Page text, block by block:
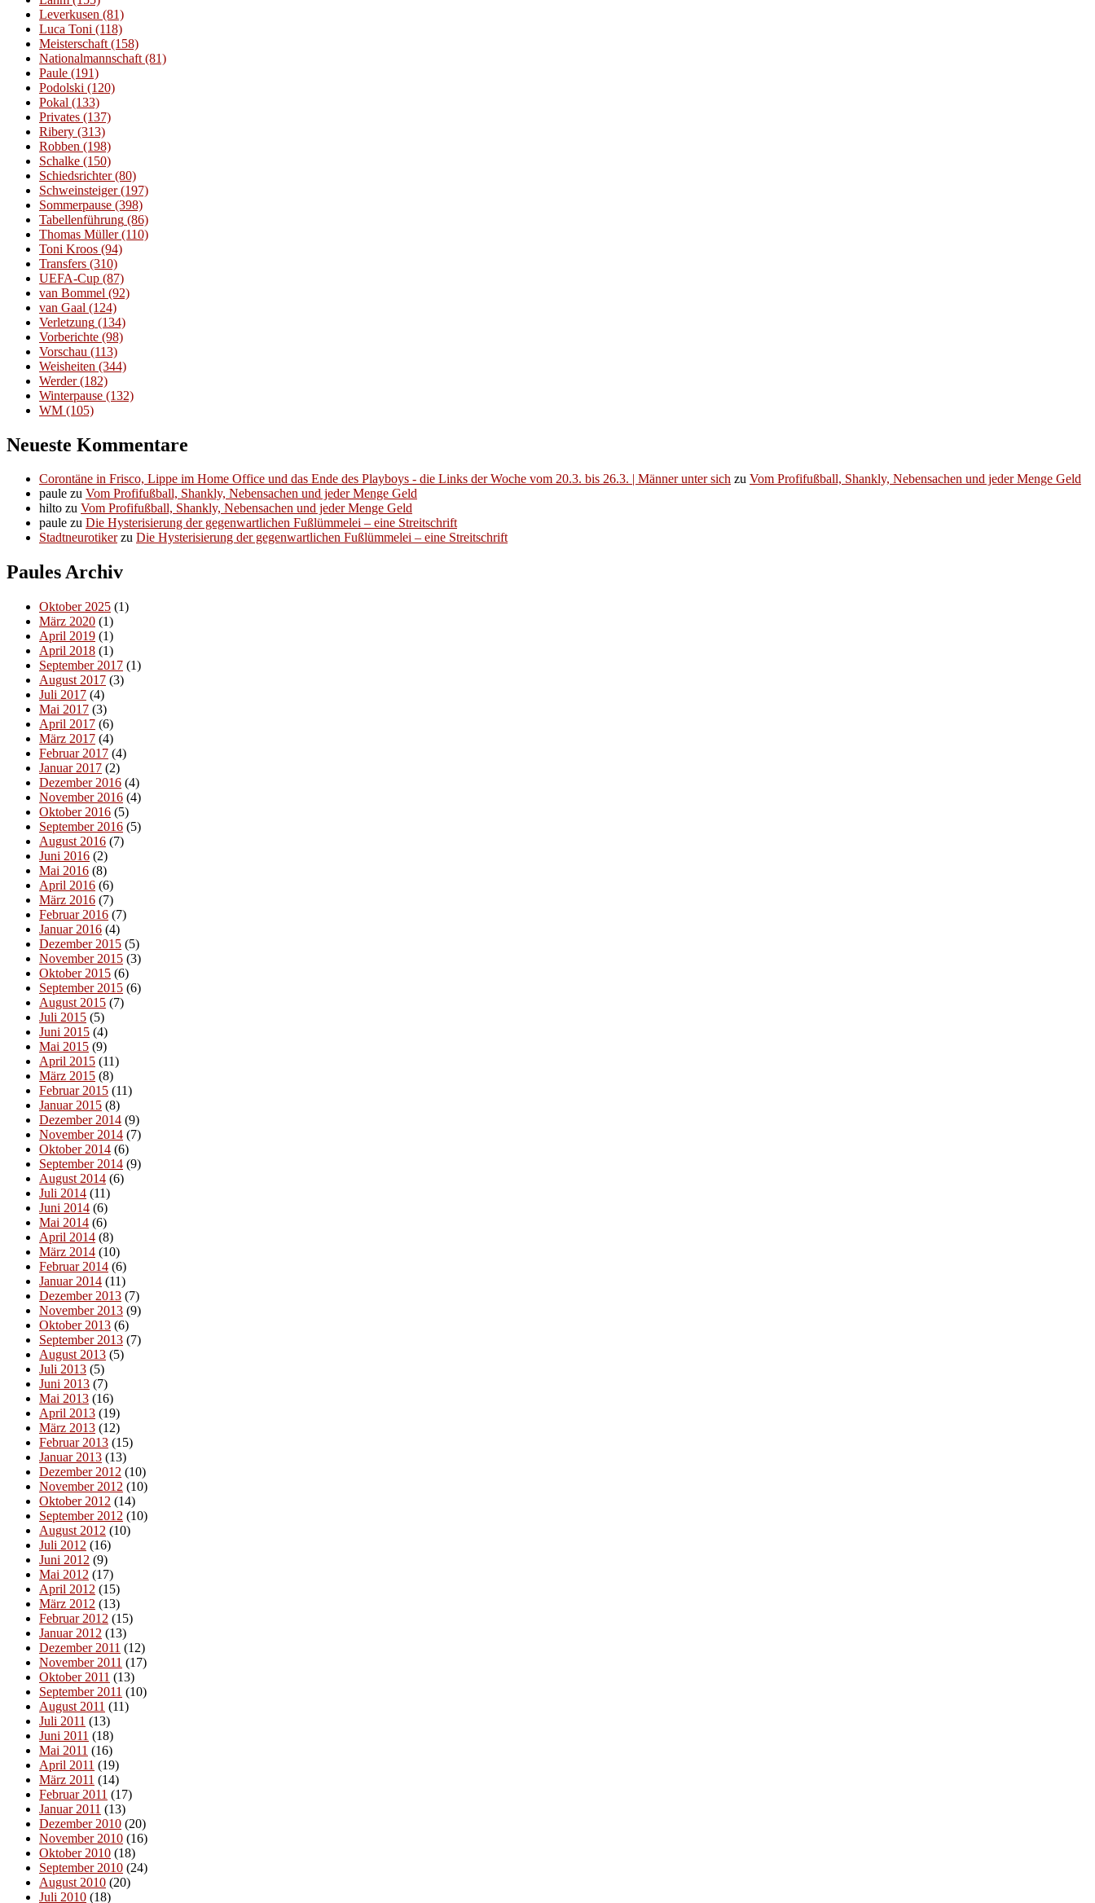
Leverkusen (81)
Luca Toni (118)
Meisterschaft (158)
Nationalmannschaft (81)
Paule (191)
Podolski (120)
Pokal (133)
Privates (137)
Ribery (313)
Robben (198)
Schalke (150)
Schiedsrichter(80)
Schweinsteiger(197)
Sommerpause (398)
Tabellenführung (86)
Thomas Müller(110)
Toni Kroos (94)
Transfers (310)
UEFA-Cup (87)
van Bommel (92)
van Gaal (124)
Verletzung (134)
Vorberichte (98)
Vorschau (113)
Weisheiten (344)
Werder(182)
Winterpause (132)
WM (105)
Neueste Kommentare
Corontäne in Frisco, Lippe im Home Office und das Ende des Playboys - die Links der Woche vom 20.3. bis 26.3. | Männer unter sich zu Vom Profifußball, Shankly, Nebensachen und jeder Menge Geld
paule zu Vom Profifußball, Shankly, Nebensachen und jeder Menge Geld
hilto zu Vom Profifußball, Shankly, Nebensachen und jeder Menge Geld
paule zu Die Hysterisierung der gegenwartlichen Fußlümmelei – eine Streitschrift
Stadtneurotikerzu Die Hysterisierung der gegenwartlichen Fußlümmelei – eine Streitschrift
Paules Archiv
Oktober 2025 (1)
März 2020 (1)
April 2019 (1)
April 2018 (1)
September 2017 (1)
August 2017 (3)
Juli 2017 (4)
Mai 2017 (3)
April 2017 (6)
März 2017 (4)
Februar 2017 (4)
Januar 2017 (2)
Dezember 2016 (4)
November 2016 (4)
Oktober 2016 (5)
September 2016 (5)
August 2016 (7)
Juni 2016 (2)
Mai 2016 (8)
April 2016 (6)
März 2016 (7)
Februar 2016 (7)
Januar 2016 (4)
Dezember 2015 (5)
November 2015 (3)
Oktober 2015 (6)
September 2015 (6)
August 2015 (7)
Juli 2015 (5)
Juni 2015 (4)
Mai 2015 (9)
April 2015 (11)
März 2015 (8)
Februar 2015 (11)
Januar 2015 (8)
Dezember 2014 (9)
November 2014 (7)
Oktober 2014 (6)
September 2014 (9)
August 2014 (6)
Juli 2014 (11)
Juni 2014 (6)
Mai 2014 (6)
April 2014 (8)
März 2014 (10)
Februar 2014 (6)
Januar 2014 (11)
Dezember 2013 (7)
November 2013 (9)
Oktober 2013 (6)
September 2013 (7)
August 2013 (5)
Juli 2013 (5)
Juni 2013 (7)
Mai 2013 (16)
April 2013 (19)
März 2013 (12)
Februar 2013 (15)
Januar 2013 (13)
Dezember 2012 (10)
November 2012 (10)
Oktober 2012 (14)
September 2012 (10)
August 2012 (10)
Juli 2012 (16)
Juni 2012 (9)
Mai 2012 (17)
April 2012 (15)
März 2012 (13)
Februar 2012 (15)
Januar 2012 (13)
Dezember 2011 (12)
November 2011 (17)
Oktober 2011 (13)
September 2011 (10)
August 2011 (11)
Juli 2011 (13)
Juni 2011 (18)
Mai 2011 (16)
April 2011 (19)
März 2011 (14)
Februar 2011 (17)
Januar 2011 (13)
Dezember 2010 (20)
November 2010 (16)
Oktober 2010 (18)
September 2010 (24)
August 2010 (20)
Juli 2010 (18)